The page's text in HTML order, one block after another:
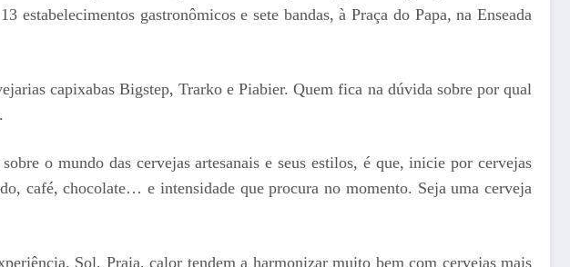
gastronômicos e sete bandas, à Praça do Papa, na Enseada
capixabas Bigstep, Trarko e Piabier. Quem fica na dúvida sobre por qual
o mundo das cervejas artesanais e seus estilos, é que, inicie por cervejas
café, chocolate… e intensidade que procura no momento. Seja uma cerveja
Sol, Praia, calor tendem a harmonizar muito bem com cervejas mais